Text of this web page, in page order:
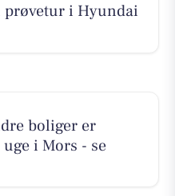
i Hyundai
boliger er
i Mors - se